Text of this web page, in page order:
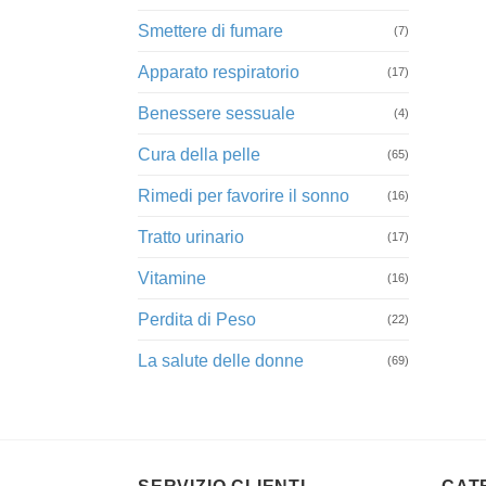
Smettere di fumare (7)
Apparato respiratorio (17)
Benessere sessuale (4)
Cura della pelle (65)
Rimedi per favorire il sonno (16)
Tratto urinario (17)
Vitamine (16)
Perdita di Peso (22)
La salute delle donne (69)